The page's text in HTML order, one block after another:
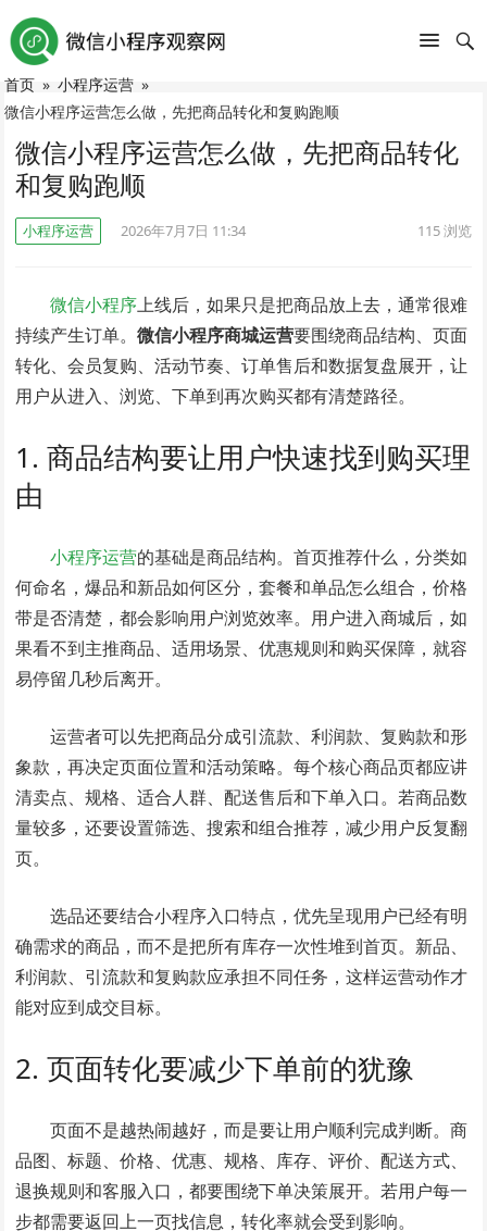
首页 » 小程序运营 »
微信小程序运营怎么做，先把商品转化和复购跑顺
微信小程序运营怎么做，先把商品转化
和复购跑顺
小程序运营 2026年7月7日 11:34 115浏览
微信小程序上线后，如果只是把商品放上去，通常很难
持续产生订单。微信小程序商城运营要围绕商品结构、页面
转化、会员复购、活动节奏、订单售后和数据复盘展开，让
用户从进入、浏览、下单到再次购买都有清楚路径。
1. 商品结构要让用户快速找到购买理
由
小程序运营的基础是商品结构。首页推荐什么，分类如
何命名，爆品和新品如何区分，套餐和单品怎么组合，价格
带是否清楚，都会影响用户浏览效率。用户进入商城后，如
果看不到主推商品、适用场景、优惠规则和购买保障，就容
易停留几秒后离开。
运营者可以先把商品分成引流款、利润款、复购款和形
象款，再决定页面位置和活动策略。每个核心商品页都应讲
清卖点、规格、适合人群、配送售后和下单入口。若商品数
量较多，还要设置筛选、搜索和组合推荐，减少用户反复翻
页。
选品还要结合小程序入口特点，优先呈现用户已经有明
确需求的商品，而不是把所有库存一次性堆到首页。新品、
利润款、引流款和复购款应承担不同任务，这样运营动作才
能对应到成交目标。
2. 页面转化要减少下单前的犹豫
页面不是越热闹越好，而是要让用户顺利完成判断。商
品图、标题、价格、优惠、规格、库存、评价、配送方式、
退换规则和客服入口，都要围绕下单决策展开。若用户每一
步都需要返回上一页找信息，转化率就会受到影响。